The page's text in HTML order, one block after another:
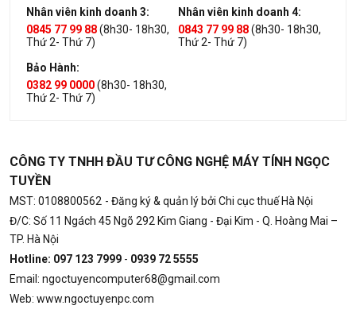
Nhân viên kinh doanh 3:
0845 77 99 88(8h30- 18h30,
Thứ 2- Thứ 7)
Nhân viên kinh doanh 4:
0843 77 99 88(8h30- 18h30,
Thứ 2- Thứ 7)
Bảo Hành:
0382 99 0000(8h30- 18h30,
Thứ 2- Thứ 7)
CÔNG TY TNHH ĐẦU TƯ CÔNG NGHỆ MÁY TÍNH NGỌC
TUYỀN
MST: 0108800562 - Đăng ký & quản lý bởi Chi cục thuế Hà Nội
Đ/C: Số 11 Ngách 45 Ngõ 292 Kim Giang - Đại Kim - Q. Hoàng Mai –
TP. Hà Nội
Hotline: 097 123 7999 - 0939 72 5555
Email: ngoctuyencomputer68@gmail.com
Web: www.ngoctuyenpc.com